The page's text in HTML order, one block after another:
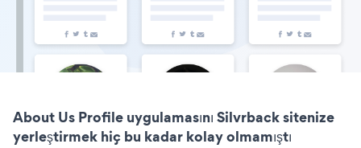
About Us Profile uygulamasını Silvrback sitenize
yerleştirmek hiç bu kadar kolay olmamıştı